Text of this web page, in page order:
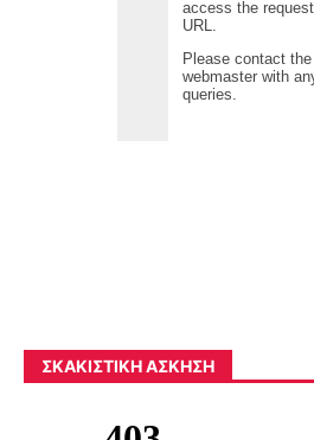
ΣΚΑΚΙΣΤΙΚΉ ΆΣΚΗΣΗ